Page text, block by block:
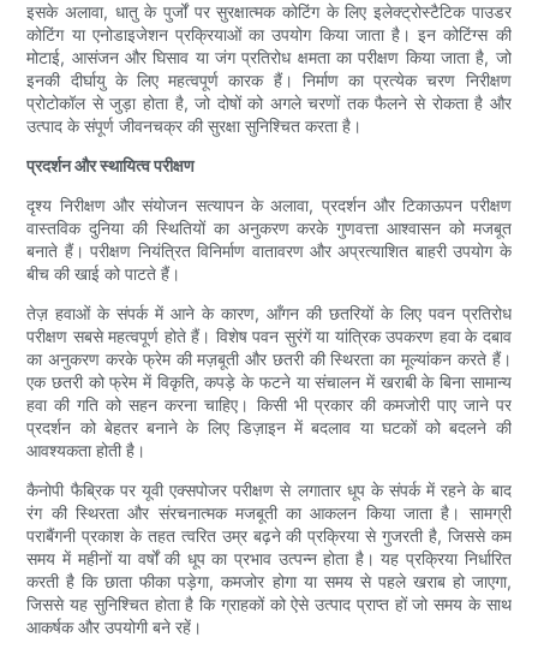
इसके अलावा, धातु के पुर्जों पर सुरक्षात्मक कोटिंग के लिए इलेक्ट्रोस्टैटिक पाउडर
कोटिंग या एनोडाइजेशन प्रक्रियाओं का उपयोग किया जाता है। इन कोटिंग्स की
मोटाई, आसंजन और घिसाव या जंग प्रतिरोध क्षमता का परीक्षण किया जाता है, जो
इनकी दीर्घायु के लिए महत्वपूर्ण कारक हैं। निर्माण का प्रत्येक चरण निरीक्षण
प्रोटोकॉल से जुड़ा होता है, जो दोषों को अगले चरणों तक फैलने से रोकता है और
उत्पाद के संपूर्ण जीवनचक्र की सुरक्षा सुनिश्चित करता है।
प्रदर्शन और स्थायित्व परीक्षण
दृश्य निरीक्षण और संयोजन सत्यापन के अलावा, प्रदर्शन और टिकाऊपन परीक्षण
वास्तविक दुनिया की स्थितियों का अनुकरण करके गुणवत्ता आश्वासन को मजबूत
बनाते हैं। परीक्षण नियंत्रित विनिर्माण वातावरण और अप्रत्याशित बाहरी उपयोग के
बीच की खाई को पाटते हैं।
तेज़ हवाओं के संपर्क में आने के कारण, आँगन की छतरियों के लिए पवन प्रतिरोध
परीक्षण सबसे महत्वपूर्ण होते हैं। विशेष पवन सुरंगें या यांत्रिक उपकरण हवा के दबाव
का अनुकरण करके फ्रेम की मज़बूती और छतरी की स्थिरता का मूल्यांकन करते हैं।
एक छतरी को फ्रेम में विकृति, कपड़े के फटने या संचालन में खराबी के बिना सामान्य
हवा की गति को सहन करना चाहिए। किसी भी प्रकार की कमजोरी पाए जाने पर
प्रदर्शन को बेहतर बनाने के लिए डिज़ाइन में बदलाव या घटकों को बदलने की
आवश्यकता होती है।
कैनोपी फैब्रिक पर यूवी एक्सपोजर परीक्षण से लगातार धूप के संपर्क में रहने के बाद
रंग की स्थिरता और संरचनात्मक मजबूती का आकलन किया जाता है। सामग्री
पराबैंगनी प्रकाश के तहत त्वरित उम्र बढ़ने की प्रक्रिया से गुजरती है, जिससे कम
समय में महीनों या वर्षों की धूप का प्रभाव उत्पन्न होता है। यह प्रक्रिया निर्धारित
करती है कि छाता फीका पड़ेगा, कमजोर होगा या समय से पहले खराब हो जाएगा,
जिससे यह सुनिश्चित होता है कि ग्राहकों को ऐसे उत्पाद प्राप्त हों जो समय के साथ
आकर्षक और उपयोगी बने रहें।